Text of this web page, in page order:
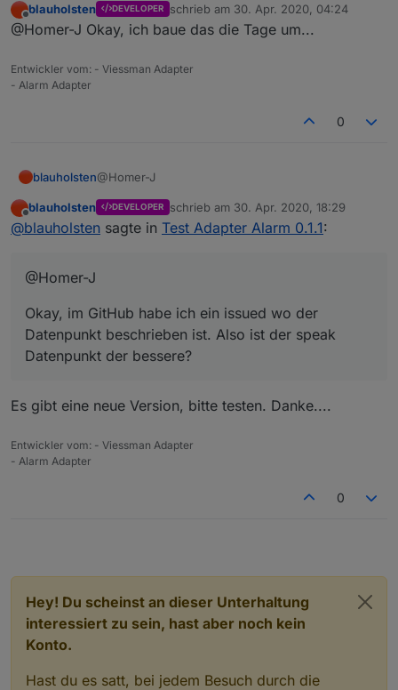
Offline
blauholsten DEVELOPER schrieb am 30. Apr. 2020, 04:24
zuletzt editiert von
@Homer-J Okay, ich baue das die Tage um...
Entwickler vom: - Viessman Adapter
- Alarm Adapter
0
blauholsten@Homer-J
Okay, im GitHub habe ich ein issued wo der
Datenpunkt beschrieben ist. Also ist der speak
Offline
blauholsten DEVELOPER schrieb am 30. Apr. 2020, 18:29
zuletzt editiert von
@blauholsten sagte in Test Adapter Alarm 0.1.1:
@Homer-J
Okay, im GitHub habe ich ein issued wo der
Datenpunkt beschrieben ist. Also ist der speak
Datenpunkt der bessere?
Es gibt eine neue Version, bitte testen. Danke....
Entwickler vom: - Viessman Adapter
- Alarm Adapter
0
Hey! Du scheinst an dieser Unterhaltung
interessiert zu sein, hast aber noch kein
Konto.
Hast du es satt, bei jedem Besuch durch die